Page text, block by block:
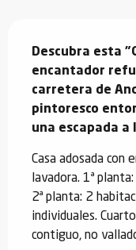
Descubra esta
encantador
carretera de
pintoresco
una escapada
Casa adosada con
lavadora. 1ª
2ª planta: 2
individuales.
contiguo, no